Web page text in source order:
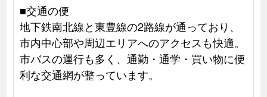
■交通の便
地下鉄南北線と東豊線の2路線が通っており、
市内中心部や周辺エリアへのアクセスも快適。
市バスの運行も多く、通勤・通学・買い物に便
利な交通網が整っています。